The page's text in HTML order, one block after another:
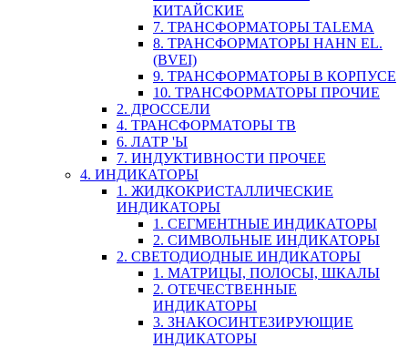
КИТАЙСКИЕ
7. ТРАНСФОРМАТОРЫ TALEMA
8. ТРАНСФОРМАТОРЫ HAHN EL.
(BVEI)
9. ТРАНСФОРМАТОРЫ В КОРПУСЕ
10. ТРАНСФОРМАТОРЫ ПРОЧИЕ
2. ДРОССЕЛИ
4. ТРАНСФОРМАТОРЫ ТВ
6. ЛАТР 'Ы
7. ИНДУКТИВНОСТИ ПРОЧЕЕ
4. ИНДИКАТОРЫ
1. ЖИДКОКРИСТАЛЛИЧЕСКИЕ
ИНДИКАТОРЫ
1. СЕГМЕНТНЫЕ ИНДИКАТОРЫ
2. СИМВОЛЬНЫЕ ИНДИКАТОРЫ
2. СВЕТОДИОДНЫЕ ИНДИКАТОРЫ
1. МАТРИЦЫ, ПОЛОСЫ, ШКАЛЫ
2. ОТЕЧЕСТВЕННЫЕ
ИНДИКАТОРЫ
3. ЗНАКОСИНТЕЗИРУЮЩИЕ
ИНДИКАТОРЫ